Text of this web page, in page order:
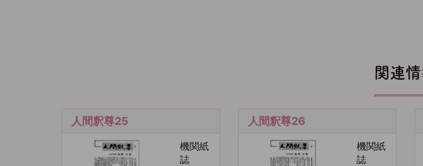
関連
人間釈尊25
機関紙
誌
人間釈尊26
機関紙
誌